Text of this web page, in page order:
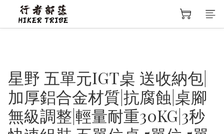
星野 五單元IGT桌 送收納包|
加厚鋁合金材質|抗腐蝕|桌腳
無級調整|輕量耐重30KG|3秒